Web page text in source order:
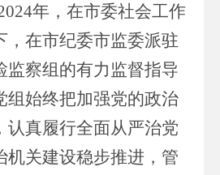
年，在市委社会工作
，在市纪委市监委派驻
监察组的有力监督指导
组始终把加强党的政治
认真履行全面从严治党
机关建设稳步推进，管